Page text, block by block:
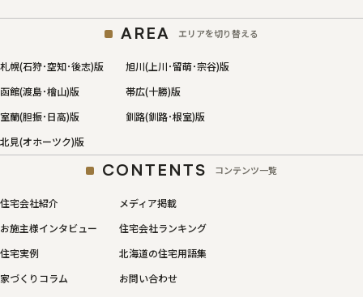
AREA エリアを切り替える
札幌(石狩･空知･後志)版
旭川(上川･留萌･宗谷)版
函館(渡島･檜山)版
帯広(十勝)版
室蘭(胆振･日高)版
釧路(釧路･根室)版
北見(オホーツク)版
CONTENTS コンテンツ一覧
住宅会社紹介
メディア掲載
お施主様インタビュー
住宅会社ランキング
住宅実例
北海道の住宅用語集
家づくりコラム
お問い合わせ